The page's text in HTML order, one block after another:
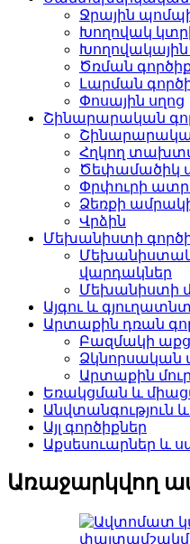
Ջրային
Խողովակ
Ծռման
Լարման
Փոսային սղոց
Շինարարական
Հղկող
Ծեփամածիկ
Փրփուրի
Ձեռքի
Վրձին
Մեխանիստի
վարդակներ
Մեխանիստի
Այգու և
Արտաքին դռան
Բազմակի
Ձկնորսական
Արտաքին
Եռակցման և
Անվտանգություն
Այլ գործիքներ
Աքսեսուարներ և
Առաջարկվող